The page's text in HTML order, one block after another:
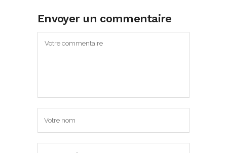
Envoyer un commentaire